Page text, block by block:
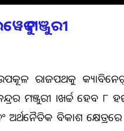
ମଞ୍ଜୁରୀ
ରାଜପଥକୁ କ୍ୟାବିନେଟ୍‌
ମଞ୍ଜୁରୀ ।ଖର୍ଚ୍ଚ ହେବ ୮
ବିକାଶ